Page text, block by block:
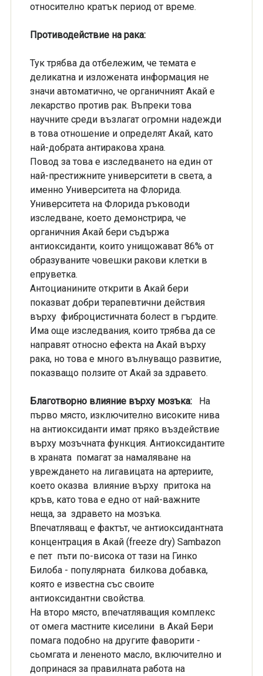
относително кратък период от време.
Противодействие на рака:
Тук трябва да отбележим, че темата е
деликатна и изложената информация не
значи автоматично, че органичният Акай е
лекарство против рак. Въпреки това
научните среди възлагат огромни надежди
в това отношение и определят Акай, като
най-добрата антиракова храна.
Повод за това е изследването на един от
най-престижните университети в света, а
именно Университета на Флорида.
Университета на Флорида ръководи
изследване, което демонстрира, че
органичния Акай бери съдържа
антиоксиданти, които унищожават 86% от
образуваните човешки ракови клетки в
епруветка.
Антоцианините открити в Акай бери
показват добри терапевтични действия
върху фиброцистичната болест в гърдите.
Има още изследвания, които трябва да се
направят относно ефекта на Акай върху
рака, но това е много вълнуващо развитие,
показващо ползите от Акай за здравето.
Благотворно влияние върху мозъка:
На
първо място, изключително високите нива
на антиоксиданти имат пряко въздействие
върху мозъчната функция. Антиоксидантите
в храната помагат за намаляване на
увреждането на лигавицата на артериите,
което оказва влияние върху притока на
кръв, като това е едно от най-важните
неща, за здравето на мозъка.
Впечатляващ е фактът, че антиоксидантната
концентрация в Aкaй (freeze dry) Sambazon
е пет пъти по-висока от тази на Гинко
Билоба - популярната билкова добавка,
която е известна със своите
антиоксидантни свойства.
На второ място, впечатляващия комплекс
от омега мастните киселини в Акай Бери
помaга подобно на другите фаворити -
сьомгата и лененото масло, включително и
допринася за правилната работа на